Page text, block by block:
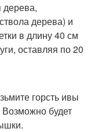
дерева,
дерева) и
в длину 40 см
оставляя по 20
горсть ивы
Возможно будет